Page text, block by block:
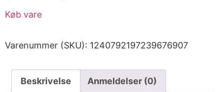
Køb vare
Varenummer (SKU): 1240792197239676907
Beskrivelse Anmeldelser (0)